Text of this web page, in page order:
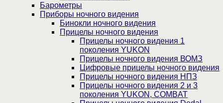
Барометры
Приборы ночного видения
Бинокли ночного видения
Прицелы ночного видения
Прицелы ночного видения 1
поколения YUKON
Прицелы ночного видения ВОМЗ
Цифровые прицелы ночного видения
Прицелы ночного видения НПЗ
Прицелы ночного видения 2 и 3
поколения YUKON, COMBAT